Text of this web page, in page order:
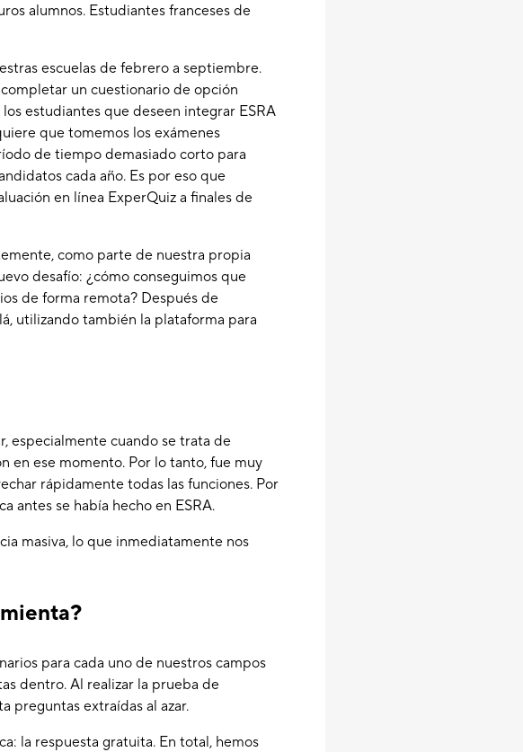
alumnos. Estudiantes franceses de
escuelas de febrero a septiembre.
un cuestionario de opción
estudiantes que deseen integrar ESRA
que tomemos los exámenes
de tiempo demasiado corto para
cada año. Es por eso que
en línea ExperQuiz a finales de
como parte de nuestra propia
desafío: ¿cómo conseguimos que
de forma remota? Después de
utilizando también la plataforma para
especialmente cuando se trata de
en ese momento. Por lo tanto, fue muy
rápidamente todas las funciones. Por
antes se había hecho en ESRA.
masiva, lo que inmediatamente nos
para cada uno de nuestros campos
dentro. Al realizar la prueba de
preguntas extraídas al azar.
la respuesta gratuita. En total, hemos